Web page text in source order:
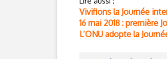
Vivifions la Journée
16 mai 2018 : première
L’ONU adopte la